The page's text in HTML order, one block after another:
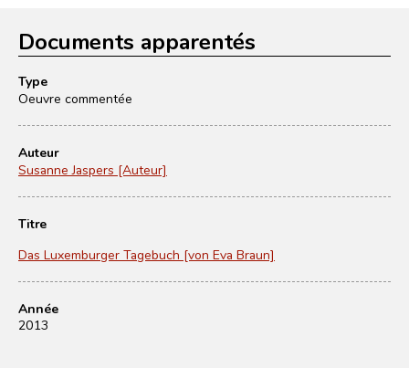
Documents apparentés
Type
Oeuvre commentée
Auteur
Susanne Jaspers [Auteur]
Titre
Das Luxemburger Tagebuch [von Eva Braun]
Année
2013